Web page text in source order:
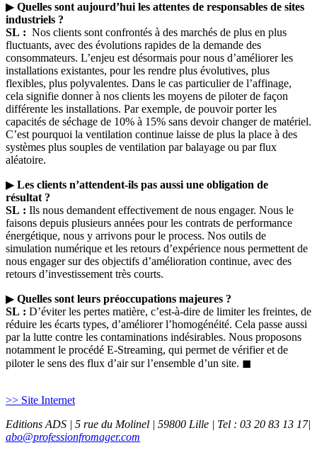
▶ Quelles sont aujourd’hui les attentes de responsables de sites
industriels ?
SL : Nos clients sont confrontés à des marchés de plus en plus
fluctuants, avec des évolutions rapides de la demande des
consommateurs. L’enjeu est désormais pour nous d’améliorer les
installations existantes, pour les rendre plus évolutives, plus
flexibles, plus polyvalentes. Dans le cas particulier de l’affinage,
cela signifie donner à nos clients les moyens de piloter de façon
différente les installations. Par exemple, de pouvoir porter les
capacités de séchage de 10% à 15% sans devoir changer de matériel.
C’est pourquoi la ventilation continue laisse de plus la place à des
systèmes plus souples de ventilation par balayage ou par flux
aléatoire.
▶ Les clients n’attendent-ils pas aussi une obligation de
résultat ?
SL : Ils nous demandent effectivement de nous engager. Nous le
faisons depuis plusieurs années pour les contrats de performance
énergétique, nous y arrivons pour le process. Nos outils de
simulation numérique et les retours d’expérience nous permettent de
nous engager sur des objectifs d’amélioration continue, avec des
retours d’investissement très courts.
▶ Quelles sont leurs préoccupations majeures ?
SL : D’éviter les pertes matière, c’est-à-dire de limiter les freintes, de
réduire les écarts types, d’améliorer l’homogénéité. Cela passe aussi
par la lutte contre les contaminations indésirables. Nous proposons
notamment le procédé E-Streaming, qui permet de vérifier et de
piloter le sens des flux d’air sur l’ensemble d’un site. ◼
>> Site Internet
Editions ADS | 5 rue du Molinel | 59800 Lille | Tel : 03 20 83 13 17|
abo@professionfromager.com